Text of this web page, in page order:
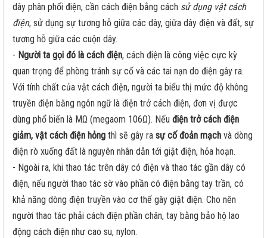
dây phân phối điện, cần cách điện bằng cách sử dụng vật cách
điện, sử dụng sự tương hỗ giữa các dây, giữa dây điện và đất, sự
tương hỗ giữa các cuộn dây.
- Người ta gọi đó là cách điện, cách điện là công việc cực kỳ
quan trọng để phòng tránh sự cố và các tai nạn do điện gây ra.
Với tính chất của vật cách điện, người ta biểu thị mức độ không
truyền điện bằng ngôn ngữ là điện trở cách điện, đơn vị được
dùng phổ biến là MΩ (megaom 106Ω). Nếu điện trở cách điện
giảm, vật cách điện hỏng thì sẽ gây ra sự cố đoản mạch và dòng
điện rò xuống đất là nguyên nhân dẫn tới giật điện, hỏa hoạn.
- Ngoài ra, khi thao tác trên dây có điện và thao tác gần dây có
điện, nếu người thao tác sờ vào phần có điện bằng tay trần, có
khả năng dòng điện truyền vào cơ thể gây giật điện. Cho nên
người thao tác phải cách điện phần chân, tay bằng bảo hộ lao
động cách điện như cao su, nylon.